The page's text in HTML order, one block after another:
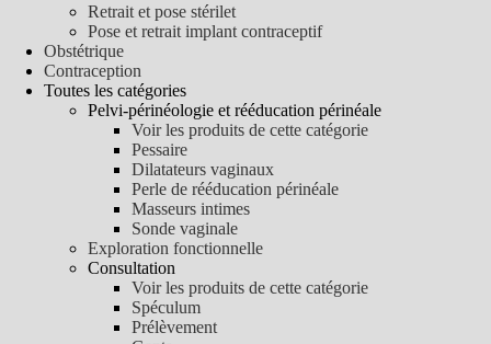
Retrait et pose stérilet
Pose et retrait implant contraceptif
Obstétrique
Contraception
Toutes les catégories
Pelvi-périnéologie et rééducation périnéale
Voir les produits de cette catégorie
Pessaire
Dilatateurs vaginaux
Perle de rééducation périnéale
Masseurs intimes
Sonde vaginale
Exploration fonctionnelle
Consultation
Voir les produits de cette catégorie
Spéculum
Prélèvement